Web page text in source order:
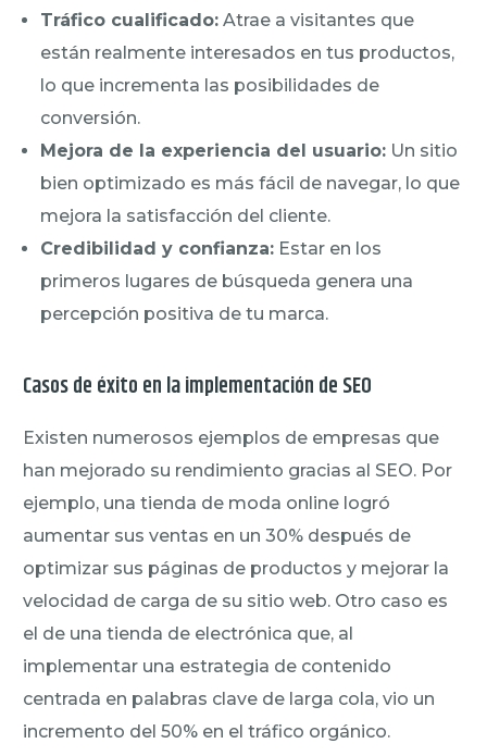
Tráfico cualificado: Atrae a visitantes que
están realmente interesados en tus productos,
lo que incrementa las posibilidades de
conversión.
Mejora de la experiencia del usuario: Un sitio
bien optimizado es más fácil de navegar, lo que
mejora la satisfacción del cliente.
Credibilidad y confianza: Estar en los
primeros lugares de búsqueda genera una
percepción positiva de tu marca.
Casos de éxito en la implementación de SEO
Existen numerosos ejemplos de empresas que
han mejorado su rendimiento gracias al SEO. Por
ejemplo, una tienda de moda online logró
aumentar sus ventas en un 30% después de
optimizar sus páginas de productos y mejorar la
velocidad de carga de su sitio web. Otro caso es
el de una tienda de electrónica que, al
implementar una estrategia de contenido
centrada en palabras clave de larga cola, vio un
incremento del 50% en el tráfico orgánico.